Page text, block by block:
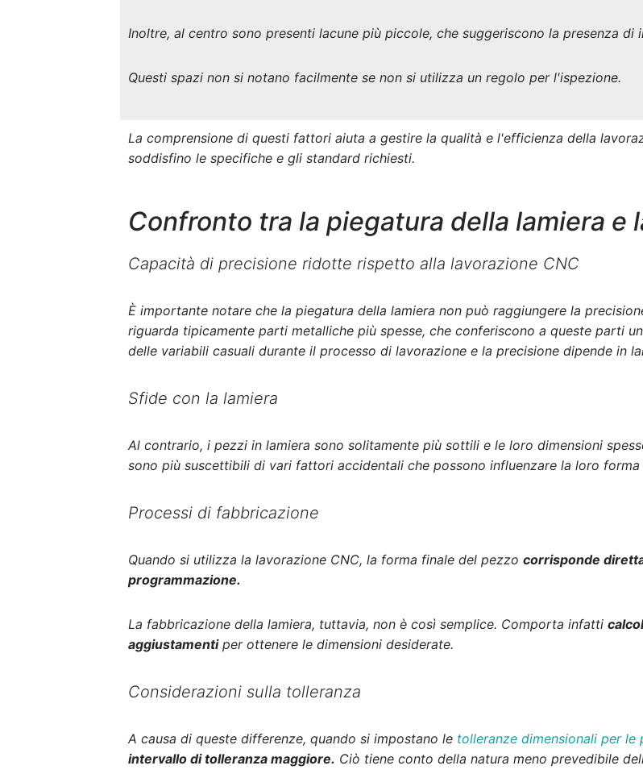
Inoltre, al centro sono presenti lacune più piccole, che suggeriscono la presenza di
Questi spazi non si notano facilmente se non si utilizza un regolo per l'ispezione.
La comprensione di questi fattori aiuta a gestire la qualità e l'efficienza della
soddisfino le specifiche e gli standard richiesti.
Confronto tra la piegatura della lamiera e
Capacità di precisione ridotte rispetto alla lavorazione CNC
È importante notare che la piegatura della lamiera non può raggiungere la
riguarda tipicamente parti metalliche più spesse, che conferiscono a queste parti
delle variabili casuali durante il processo di lavorazione e la precisione dipende in
Sfide con la lamiera
Al contrario, i pezzi in lamiera sono solitamente più sottili e le loro dimensioni
sono più suscettibili di vari fattori accidentali che possono influenzare la loro forma
Processi di fabbricazione
Quando si utilizza la lavorazione CNC, la forma finale del pezzo corrisponde
programmazione.
La fabbricazione della lamiera, tuttavia, non è così semplice. Comporta infatti
aggiustamentiper ottenere le dimensioni desiderate.
Considerazioni sulla tolleranza
A causa di queste differenze, quando si impostano le tolleranze dimensionali per le
intervallo di tolleranza maggiore. Ciò tiene conto della natura meno prevedibile